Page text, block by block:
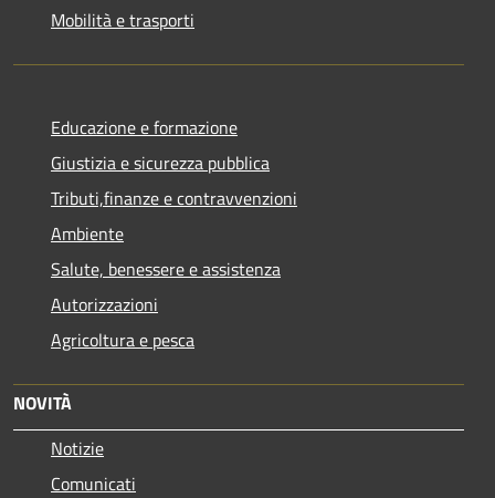
Mobilità e trasporti
Educazione e formazione
Giustizia e sicurezza pubblica
Tributi,finanze e contravvenzioni
Ambiente
Salute, benessere e assistenza
Autorizzazioni
Agricoltura e pesca
NOVITÀ
Notizie
Comunicati